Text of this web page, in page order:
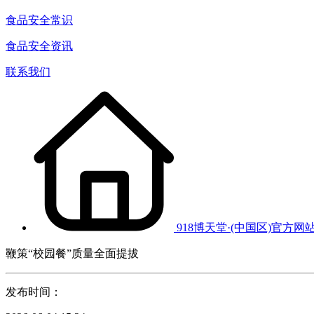
食品安全常识
食品安全资讯
联系我们
918博天堂·(中国区)官方网
鞭策“校园餐”质量全面提拔
发布时间：